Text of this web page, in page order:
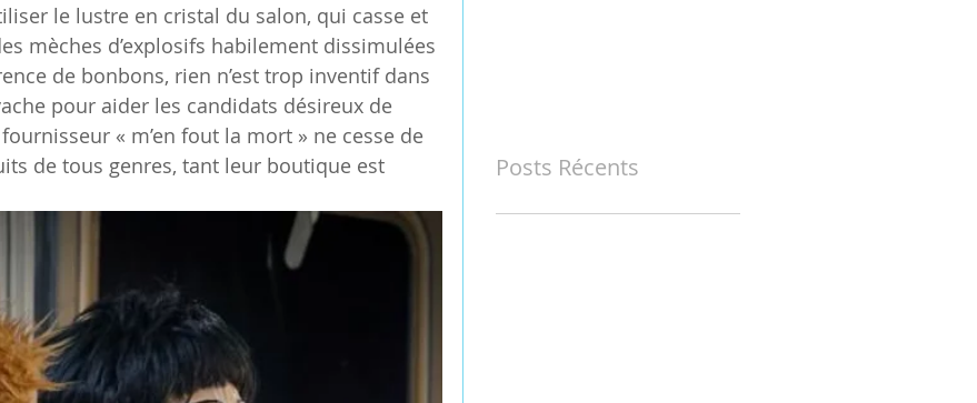
le lustre en cristal du salon, qui casse et
mèches d’explosifs habilement dissimulées
de bonbons, rien n’est trop inventif dans
pour aider les candidats désireux de
« m’en fout la mort » ne cesse de
de tous genres, tant leur boutique est
Posts Récents